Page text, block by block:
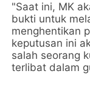
"Saat ini, MK
bukti untuk
menghentikan
keputusan ini
salah seorang
terlibat dalam